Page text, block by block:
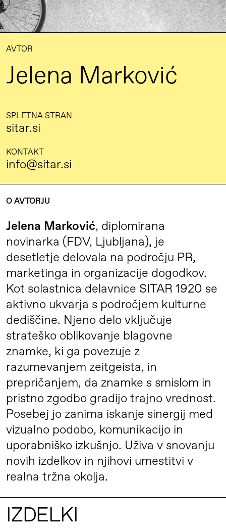
AVTOR
Jelena Marković
SPLETNA STRAN
sitar.si
KONTAKT
info@sitar.si
O AVTORJU
Jelena Marković, diplomirana
novinarka (FDV, Ljubljana), je
desetletje delovala na področju PR,
marketinga in organizacije dogodkov.
Kot solastnica delavnice SITAR 1920 se
aktivno ukvarja s področjem kulturne
dediščine. Njeno delo vključuje
strateško oblikovanje blagovne
znamke, ki ga povezuje z
razumevanjem zeitgeista, in
prepričanjem, da znamke s smislom in
pristno zgodbo gradijo trajno vrednost.
Posebej jo zanima iskanje sinergij med
vizualno podobo, komunikacijo in
uporabniško izkušnjo. Uživa v snovanju
novih izdelkov in njihovi umestitvi v
realna tržna okolja.
IZDELKI